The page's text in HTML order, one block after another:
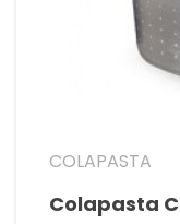
COLAPASTA
Colapasta